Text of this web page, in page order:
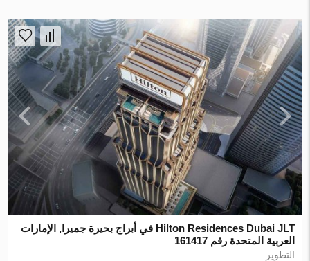
Hilton Residences Dubai JLT في أبراج بحيرة جميرا, الإمارات
العربية المتحدة رقم 161417
التطوير